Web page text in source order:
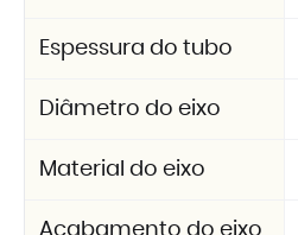
Espessura do tubo
Diâmetro do eixo
Material do eixo
Acabamento do eixo